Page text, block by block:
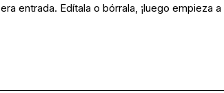
entrada. Edítala o bórrala, ¡luego empieza